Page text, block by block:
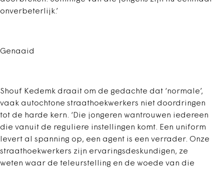
onverbeterlijk.’
Genaaid
Shouf Kedemk draait om de gedachte dat ‘normale’,
vaak autochtone straathoekwerkers niet doordringen
tot de harde kern. ‘Die jongeren wantrouwen iedereen
die vanuit de reguliere instellingen komt. Een uniform
levert al spanning op, een agent is een verrader. Onze
straathoekwerkers zijn ervaringsdeskundigen, ze
weten waar de teleurstelling en de woede van die